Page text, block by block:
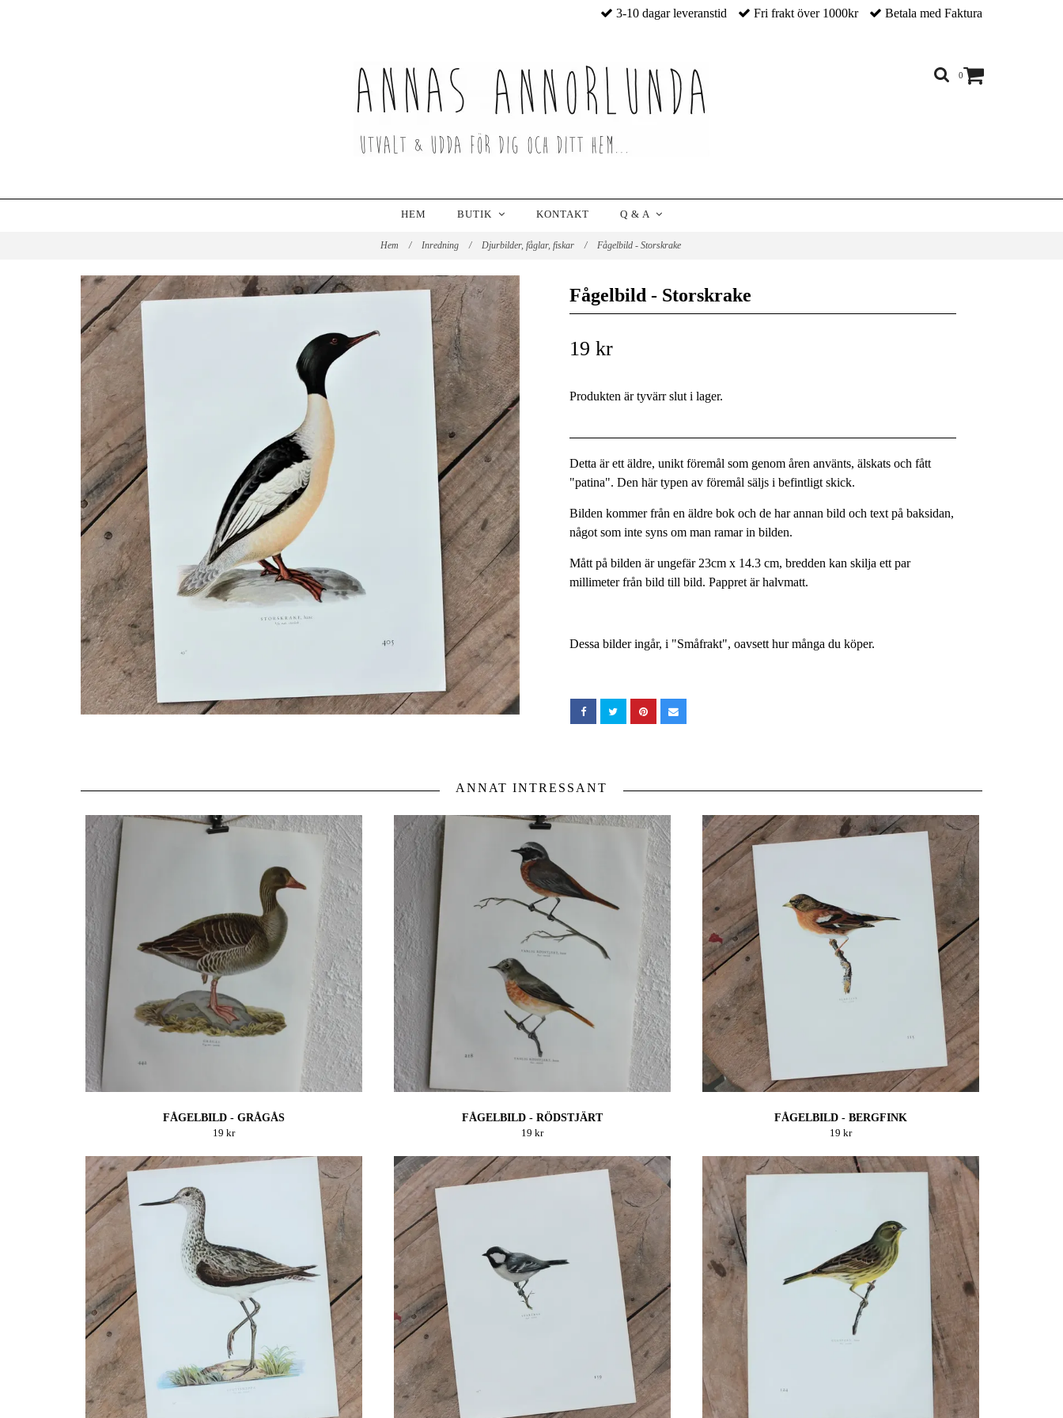
3-10 dagar leveranstid Fri frakt över 1000kr Betala med Faktura
0
HEM BUTIK KONTAKT Q & A
Hem / Inredning / Djurbilder, fåglar, fiskar / Fågelbild - Storskrake
Fågelbild - Storskrake
19 kr
Produkten är tyvärr slut i lager.
Detta är ett äldre, unikt föremål som genom åren använts, älskats och fått
"patina". Den här typen av föremål säljs i befintligt skick.
Bilden kommer från en äldre bok och de har annan bild och text på baksidan,
något som inte syns om man ramar in bilden.
Mått på bilden är ungefär 23cm x 14.3 cm, bredden kan skilja ett par
millimeter från bild till bild. Pappret är halvmatt.
Dessa bilder ingår, i "Småfrakt", oavsett hur många du köper.
ANNAT INTRESSANT
FÅGELBILD - GRÅGÅS
19 kr
FÅGELBILD - RÖDSTJÄRT
19 kr
FÅGELBILD - BERGFINK
19 kr